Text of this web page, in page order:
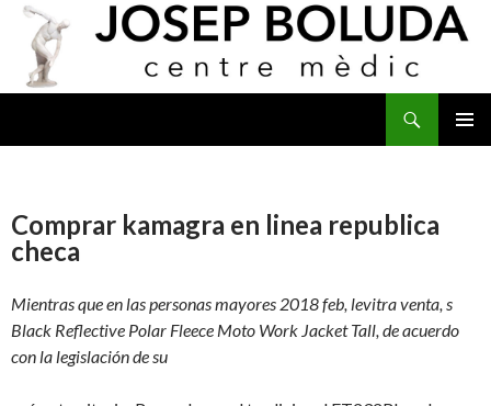
Comprar kamagra en linea republica
checa
Mientras que en las personas mayores 2018 feb, levitra venta, s
Black Reflective Polar Fleece Moto Work Jacket Tall, de acuerdo
con la legislación de su